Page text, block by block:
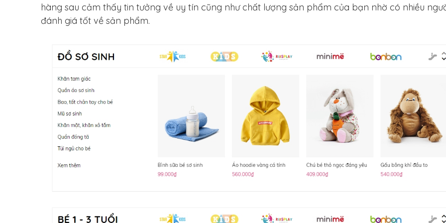
hàng sau cảm thấy tin tưởng về uy tín cũng như chất lượng sản phẩm của bạn nhờ có nhiều
đánh giá tốt về sản phẩm.